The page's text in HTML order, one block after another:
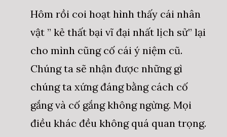
Hôm rồi coi hoạt hình thấy cái nhân
vật ” kẻ thất bại vĩ đại nhất lịch sử” lại
cho mình cũng cố cái ý niệm cũ.
Chúng ta sẽ nhận được những gì
chúng ta xứng đáng bằng cách cố
gắng và cố gắng không ngừng. Mọi
điều khác đều không quá quan trọng.